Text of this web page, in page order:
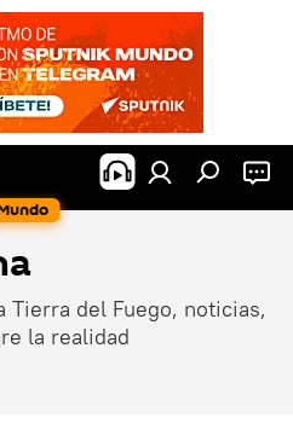
Tierra del Fuego, noticias,
la realidad